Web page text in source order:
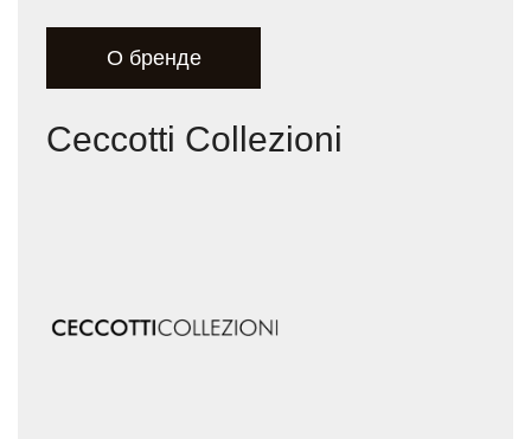
О бренде
Ceccotti Collezioni